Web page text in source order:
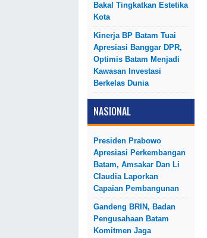
Bakal Tingkatkan Estetika
Kota
Kinerja BP Batam Tuai
Apresiasi Banggar DPR,
Optimis Batam Menjadi
Kawasan Investasi
Berkelas Dunia
NASIONAL
Presiden Prabowo
Apresiasi Perkembangan
Batam, Amsakar Dan Li
Claudia Laporkan
Capaian Pembangunan
Gandeng BRIN, Badan
Pengusahaan Batam
Komitmen Jaga